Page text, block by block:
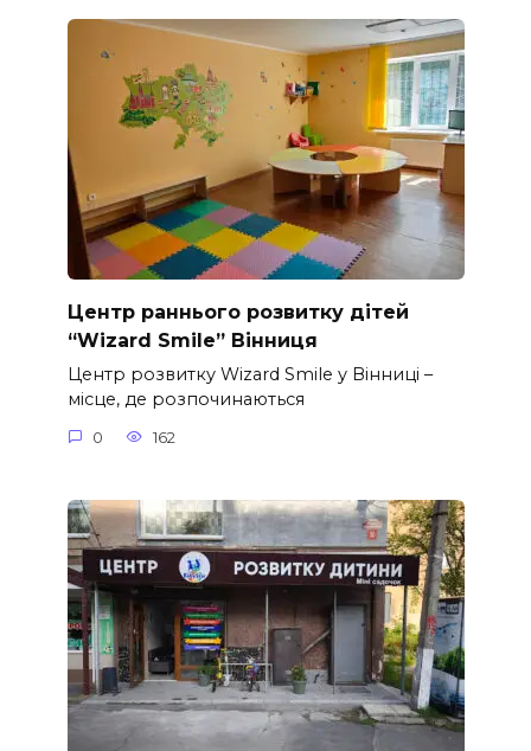
Центр раннього розвитку дітей
“Wizard Smile” Вінниця
Центр розвитку Wizard Smile у Вінниці –
місце, де розпочинаються
0 162